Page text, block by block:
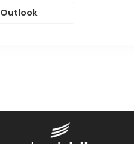
Outlook